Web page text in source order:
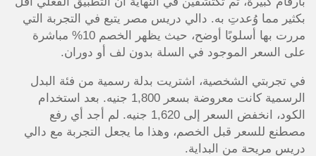
بكثير مما وُعدتِ به. دالي دريس مصر يتبع في التجربة التي
مررت بها أسلوبًا أوضح، حيث يظهر الخصم 10% مباشرة
على السعر الموجود في السلة بدون لف أو دوران.
في تجربتي الشخصية، اشتريت بدلة رسمية من فئة البدل
الرسمية كانت معروضة بسعر 1,800 جنيه. بعد استخدام
الكود، انخفض السعر إلى 1,620 جنيه. لم أجد أي رفع
مصطنع للسعر قبل الخصم، وهذا ما يجعل التجربة مع دالي
دريس مريحة من البداية.